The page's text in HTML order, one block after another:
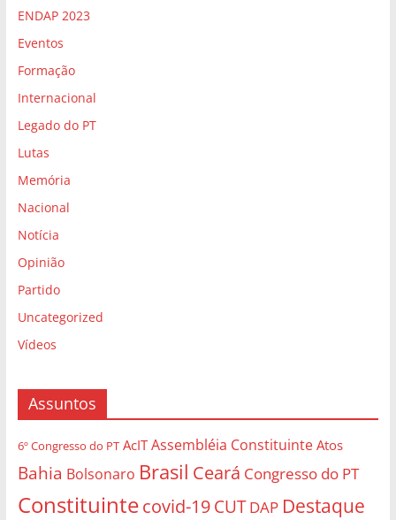
ENDAP 2023
Eventos
Formação
Internacional
Legado do PT
Lutas
Memória
Nacional
Notícia
Opinião
Partido
Uncategorized
Vídeos
Assuntos
6º Congresso do PT AcIT Assembléia Constituinte Atos
Bahia Bolsonaro Brasil Ceará Congresso do PT
Constituintecovid-19CUT DAP Destaque